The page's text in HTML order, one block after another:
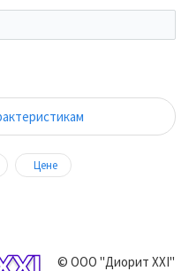
Цене
© ООО "Диорит XXI"